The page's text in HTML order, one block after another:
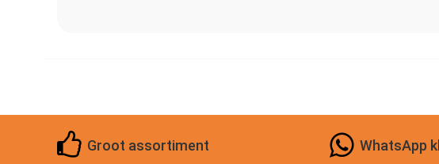
Groot assortiment WhatsApp